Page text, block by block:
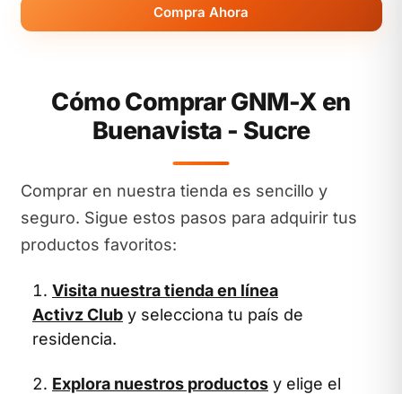
Compra Ahora
Cómo Comprar GNM-X en
Buenavista - Sucre
Comprar en nuestra tienda es sencillo y
seguro. Sigue estos pasos para adquirir tus
productos favoritos:
Visita nuestra tienda en línea
Activz Club y selecciona tu país de
residencia.
Explora nuestros productos y elige el